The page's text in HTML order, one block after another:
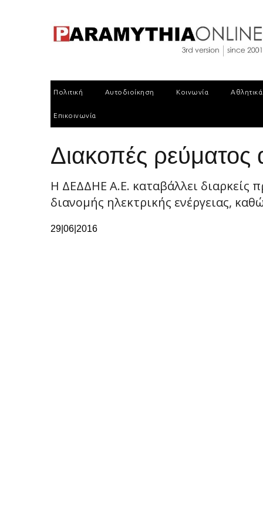
Πολιτική Αυτοδιοίκηση Κοινωνία Αθλητικά
Επικοινωνία
Διακοπές
H ΔΕΔΔΗΕ Α.Ε. καταβάλλει διαρκείς
διανομής ηλεκτρικής ενέργειας,
29|06|2016